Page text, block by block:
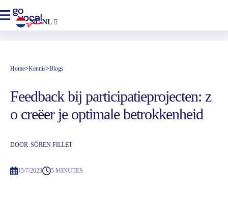
NL-NL
Home>Kennis>Blogs
Feedback bij participatieprojecten: z
o creëer je optimale betrokkenheid
DOOR SÖREN FILLET
15/7/2023 5 MINUTES